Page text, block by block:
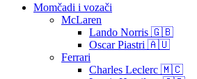
Momčadi i vozači
McLaren
Lando Norris 🇬🇧
Oscar Piastri 🇦🇺
Ferrari
Charles Leclerc 🇲🇨